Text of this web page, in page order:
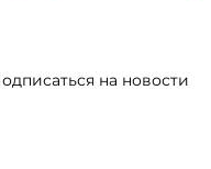
на новости